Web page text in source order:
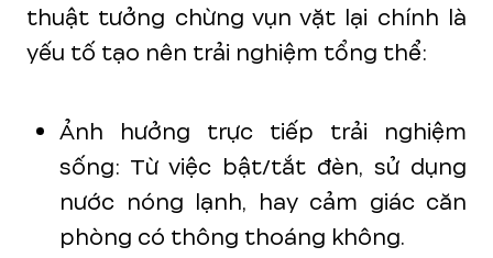
thuật tưởng chừng vụn vặt lại chính là
yếu tố tạo nên trải nghiệm tổng thể:
Ảnh hưởng trực tiếp trải nghiệm
sống: Từ việc bật/tắt đèn, sử dụng
nước nóng lạnh, hay cảm giác căn
phòng có thông thoáng không.